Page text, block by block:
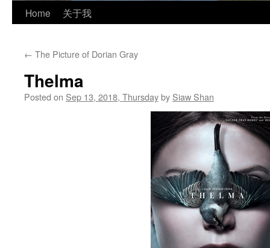
Home 关于我
← The Picture of Dorian Gray
Thelma
Posted on Sep 13, 2018, Thursdayby Siaw Shan